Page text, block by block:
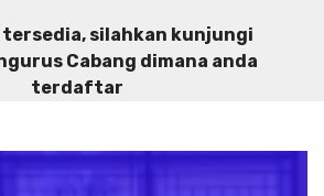
silahkan kunjungi
Cabang dimana anda
terdaftar